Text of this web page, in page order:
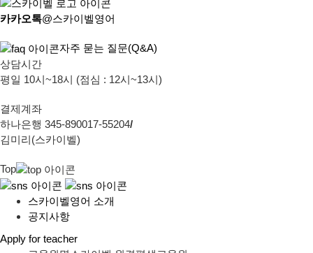
카카오톡@스카이벨영어
자주 묻는 질문(Q&A)
상담시간
평일 10시~18시 (점심 : 12시~13시)
결제계좌
하나은행 345-890017-55204/
김미리(스카이벨)
Top
스카이벨영어 소개
공지사항
Apply for teacher